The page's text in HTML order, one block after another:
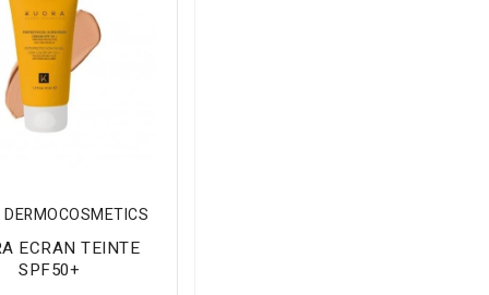
DERMOCOSMETICS
ECRAN TEINTE
SPF50+